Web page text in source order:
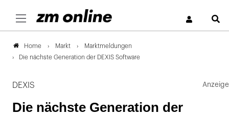
Home Markt
Marktmeldungen
Die nächste Generation der DEXIS Software
DEXIS
Die nächste Generation der